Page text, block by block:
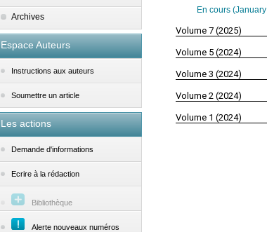
Archives
Espace Auteurs
Instructions aux auteurs
Soumettre un article
Les actions
Demande d'informations
Ecrire à la rédaction
Bibliothèque
Alerte nouveaux numéros
En cours
Volume 7 (2025)
Volume 5 (2024)
Volume 3 (2024)
Volume 2 (2024)
Volume 1 (2024)